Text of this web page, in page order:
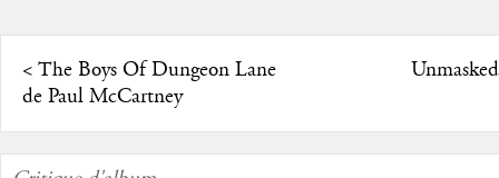
< The Boys Of Dungeon Lane
de Paul McCartney